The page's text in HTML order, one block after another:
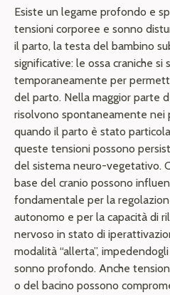
Esiste un legame profondo e
tensioni corporee e sonno
il parto, la testa del bambino
significative: le ossa craniche si
temporaneamente per
del parto. Nella maggior parte
risolvono spontaneamente nei
quando il parto è stato
queste tensioni possono
del sistema neuro-vegetativo.
base del cranio possono
fondamentale per la
autonomo e per la capacità di
nervoso in stato di
modalità “allerta”,
sonno profondo. Anche
o del bacino possono